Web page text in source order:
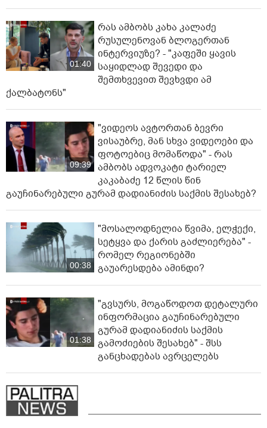
01:40
რას ამბობს კახა კალაძე
რუსულენოვან ბლოგერთან
ინტერვიუზე? - "კაფეში ყავის
საყიდლად შევედი და
შემთხვევით შევხვდი ამ
ქალბატონს"
09:39
"ვიდეოს ავტორთან ბევრი
ვისაუბრე, მან სხვა ვიდეოები და
ფოტოებიც მომაწოდა" - რას
ამბობს ადვოკატი ტარიელ
კაკაბაძე 12 წლის წინ
გაუჩინარებული გურამ დადიანიძის საქმის შესახებ?
00:38
"მოსალოდნელია წვიმა, ელ­ჭე­ქი,
სე­ტყვა და ქა­რის გაძ­ლი­ე­რე­ბა" -
რომელ რეგიონებში
გაუარესდება ამინდი?
01:38
"გვსურს, მოგაწოდოთ დეტალური
ინფორმაცია გაუჩინარებული
გურამ დადიანიძის საქმის
გამოძიების შესახებ" - შსს
განცხადებას ავრცელებს